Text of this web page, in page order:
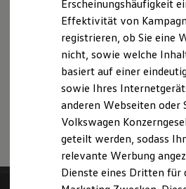
Der neue ID. Cross
Elektrofahrzeugkonzepte
ID. EVERY1
Reichweite
Reichweite der ID.
Reichweite im
Rekuperation
Laden unterwegs
Laden Zuhause
Ladestationen finden
Ladezeitensimulator
Batterie
Sicherheit
Garantie und
Servicetermin buchen
Serviceanfrage stellen
Erscheinungshäufigkeit
Effektivität von
registrieren, ob Sie eine
nicht, sowie welche
basiert auf einer
sowie Ihres
anderen Webseiten oder
Volkswagen
geteilt werden, sodass
relevante Werbung
Dienste eines Dritten für